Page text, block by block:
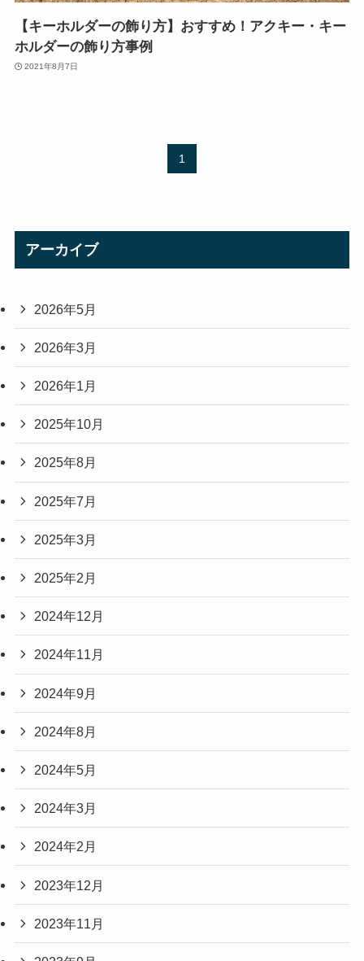
【キーホルダーの飾り方】おすすめ！アクキー・キー
ホルダーの飾り方事例
2021年8月7日
1
アーカイブ
2026年5月
2026年3月
2026年1月
2025年10月
2025年8月
2025年7月
2025年3月
2025年2月
2024年12月
2024年11月
2024年9月
2024年8月
2024年5月
2024年3月
2024年2月
2023年12月
2023年11月